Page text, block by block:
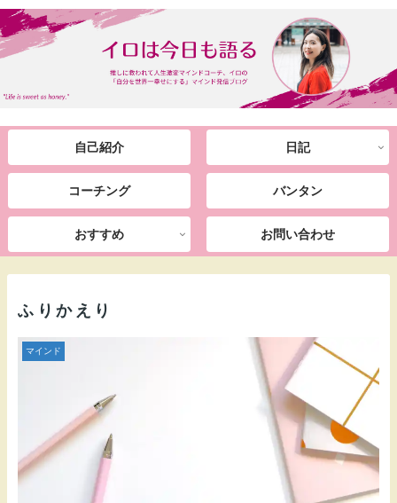
自己紹介 日記
コーチング バンタン
おすすめ お問い合わせ
ふりかえり
マインド